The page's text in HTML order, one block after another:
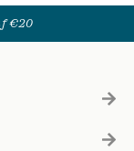
€20